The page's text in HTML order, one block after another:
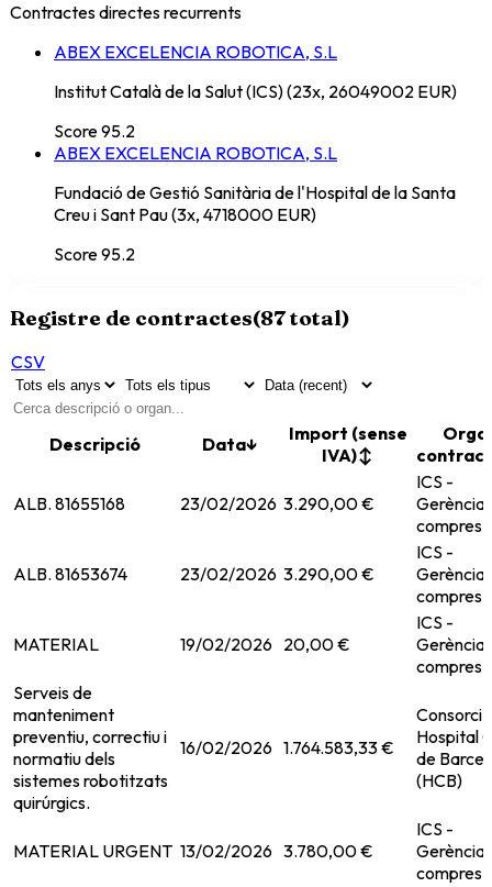
Contractes directes recurrents
ABEX EXCELENCIA ROBOTICA, S.L
Institut Català de la Salut (ICS) (23x, 26049002 EUR)
Score95.2
ABEX EXCELENCIA ROBOTICA, S.L
Fundació de Gestió Sanitària de l'Hospital de la Santa
Creu i Sant Pau (3x, 4718000 EUR)
Score95.2
Registre de contractes(87total)
CSV
Descripció Data↓
Import (sense
IVA)↕
ALB. 81655168 23/02/2026 3.290,00 €
ICS -
Gerència
compres
ALB. 81653674 23/02/2026 3.290,00 €
ICS -
Gerència
compres
MATERIAL 19/02/2026 20,00 €
ICS -
Gerència
compres
Serveis de
manteniment
preventiu, correctiu i
normatiu dels
sistemes robotitzats
quirúrgics.
16/02/2026 1.764.583,33 €
Consorci
Hospital
de
(HCB)
MATERIAL URGENT 13/02/2026 3.780,00 €
ICS -
Gerència
compres